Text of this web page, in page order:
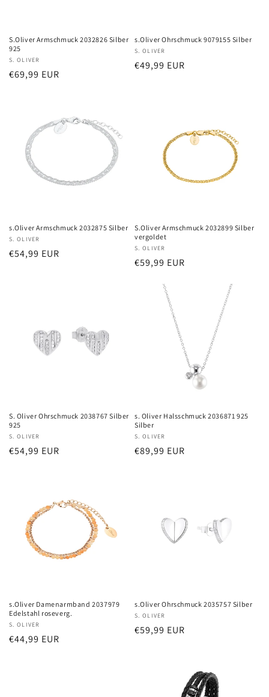
S.Oliver Armschmuck 2032826 Silber
925
Anbieter:
S. OLIVER
Normaler
€69,99 EUR
s.Oliver Ohrschmuck 9079155 Silber
Anbieter:
S. OLIVER
Normaler
€49,99 EUR
s.Oliver Armschmuck 2032875 Silber
Anbieter:
S. OLIVER
Normaler
€54,99 EUR
S.Oliver Armschmuck 2032899 Silber
vergoldet
Anbieter:
S. OLIVER
Normaler
€59,99 EUR
S. Oliver Ohrschmuck 2038767 Silber
925
Anbieter:
S. OLIVER
Normaler
€54,99 EUR
s. Oliver Halsschmuck 2036871 925
Silber
Anbieter:
S. OLIVER
Normaler
€89,99 EUR
s.Oliver Damenarmband 2037979
Edelstahl roseverg.
Anbieter:
S. OLIVER
Normaler
€44,99 EUR
s.Oliver Ohrschmuck 2035757 Silber
Anbieter:
S. OLIVER
Normaler
€59,99 EUR